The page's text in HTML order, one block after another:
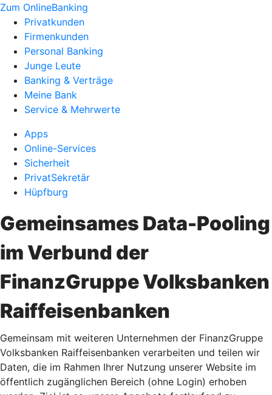
Zum OnlineBanking
Privatkunden
Firmenkunden
Personal Banking
Junge Leute
Banking & Verträge
Meine Bank
Service & Mehrwerte
Apps
Online-Services
Sicherheit
PrivatSekretär
Hüpfburg
Gemeinsames Data-Pooling
im Verbund der
FinanzGruppe Volksbanken
Raiffeisenbanken
Gemeinsam mit weiteren Unternehmen der FinanzGruppe
Volksbanken Raiffeisenbanken verarbeiten und teilen wir
Daten, die im Rahmen Ihrer Nutzung unserer Website im
öffentlich zugänglichen Bereich (ohne Login) erhoben